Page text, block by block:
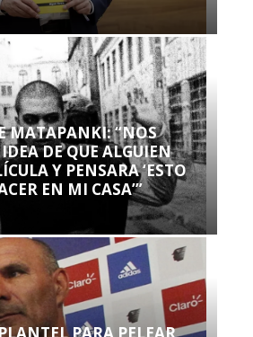
MATAPANKI: “NOS
DE QUE ALGUIEN
Y PENSARA ‘ESTO
EN MI CASA’”